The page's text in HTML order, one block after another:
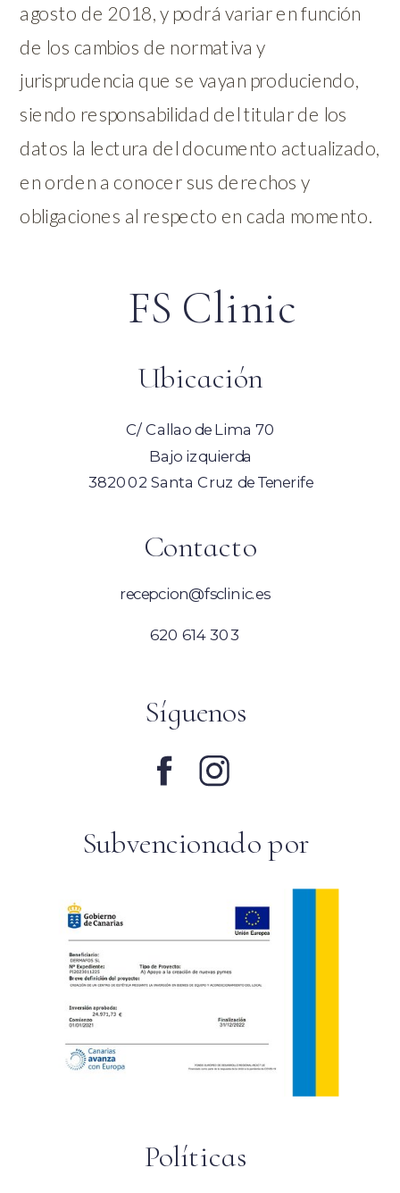
agosto de 2018, y podrá variar en función
de los cambios de normativa y
jurisprudencia que se vayan produciendo,
siendo responsabilidad del titular de los
datos la lectura del documento actualizado,
en orden a conocer sus derechos y
obligaciones al respecto en cada momento.
Subvencionado por
FS Clinic
Ubicación
Contacto
Síguenos
C/ Callao de Lima 70
Bajo izquierda
382002 Santa Cruz de Tenerife
recepcion@fsclinic.es
620 614 303
Políticas